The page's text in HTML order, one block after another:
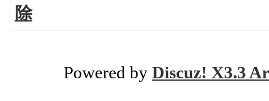
除
Powered by Discuz! X3.3